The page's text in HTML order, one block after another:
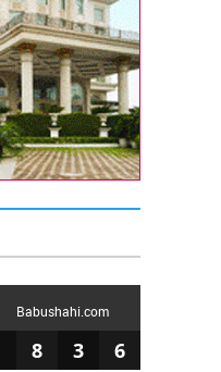
Babushahi.com
8 3 6